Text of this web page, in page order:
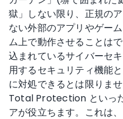
獄」しない限り、正規の
ない外部のアプリやゲー
ム上で動作させることは
込まれているサイバーセ
用するセキュリティ機能
に対処できるとは限りま
Total Protection といっ
アが役立ちます。これは